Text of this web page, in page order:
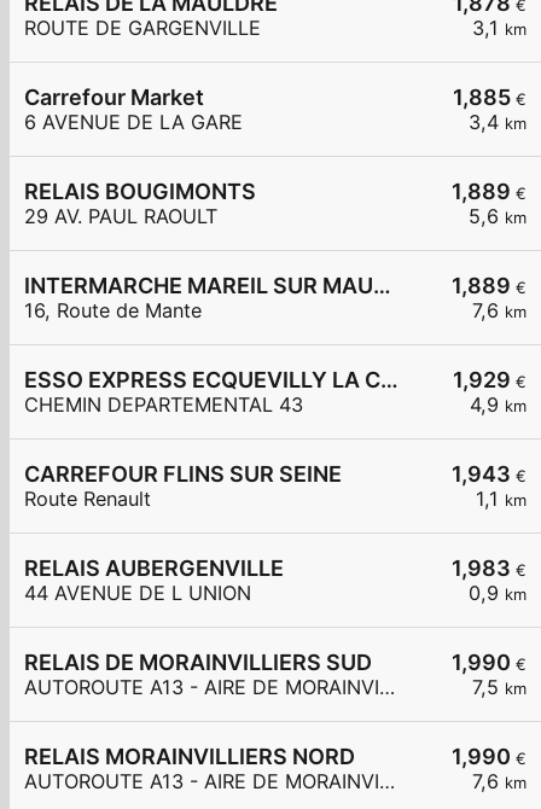
€
3,1 km
ROUTE DE GARGENVILLE
1,885 €
3,4 km
Carrefour Market
6 AVENUE DE LA GARE
1,889 €
5,6 km
RELAIS BOUGIMONTS
29 AV. PAUL RAOULT
1,889 €
7,6 km
INTERMARCHE MAREIL SUR MAULDRE
16, Route de Mante
1,929 €
4,9 km
ESSO EXPRESS ECQUEVILLY LA CHAMOISERIE
CHEMIN DEPARTEMENTAL 43
1,943 €
1,1 km
CARREFOUR FLINS SUR SEINE
Route Renault
1,983 €
0,9 km
RELAIS AUBERGENVILLE
44 AVENUE DE L UNION
1,990 €
7,5 km
RELAIS DE MORAINVILLIERS SUD
AUTOROUTE A13 - AIRE DE MORAINVILLIERS SUD
1,990 €
7,6 km
RELAIS MORAINVILLIERS NORD
AUTOROUTE A13 - AIRE DE MORAINVILLIERS NORD